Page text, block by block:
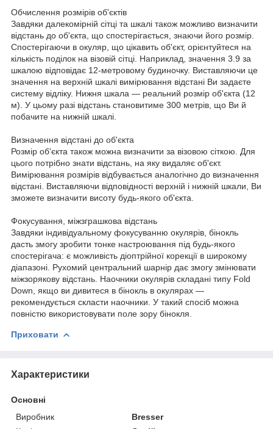
Обчислення розмірів об'єктів
Завдяки далекомірній сітці та шкалі також можливо визначити
відстань до об'єкта, що спостерігається, знаючи його розмір.
Спостерігаючи в окуляр, що цікавить об'єкт, орієнтуйтеся на
кількість поділок на візовій сітці. Наприклад, значення 3.9 за
шкалою відповідає 12-метровому будиночку. Виставляючи це
значення на верхній шкалі вимірювання відстані Ви задаєте
систему відліку. Нижня шкала — реальний розмір об'єкта (12
м). У цьому разі відстань становитиме 300 метрів, що Ви й
побачите на нижній шкалі.
Визначення відстані до об'єкта
Розмір об'єкта також можна визначити за візовою сіткою. Для
цього потрібно знати відстань, на яку видаляє об'єкт.
Вимірювання розмірів відбувається аналогічно до визначення
відстані. Виставляючи відповідності верхній і нижній шкали, Ви
зможете визначити висоту будь-якого об'єкта.
Фокусування, міжзграшкова відстань
Завдяки індивідуальному фокусуванню окулярів, бінокль
дасть змогу зробити тонке настроювання під будь-якого
спостерігача: є можливість діоптрійної корекції в широкому
діапазоні. Рухомий центральний шарнір дає змогу змінювати
міжзорякову відстань. Наочники окулярів складані типу Fold
Down, якщо ви дивитеся в бінокль в окулярах —
рекомендується скласти наочники. У такий спосіб можна
повністю використовувати поле зору бінокля.
Приховати
Характеристики
Основні
Виробник
Bresser